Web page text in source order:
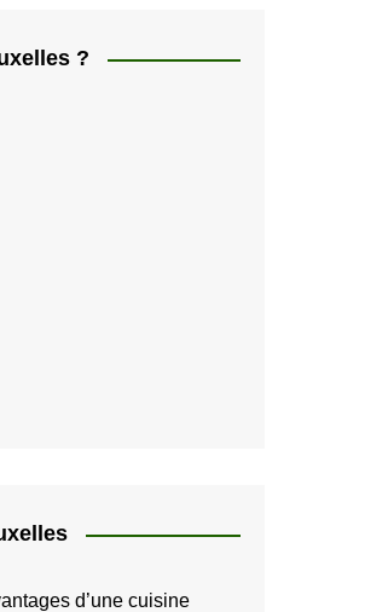
?
d’une cuisine